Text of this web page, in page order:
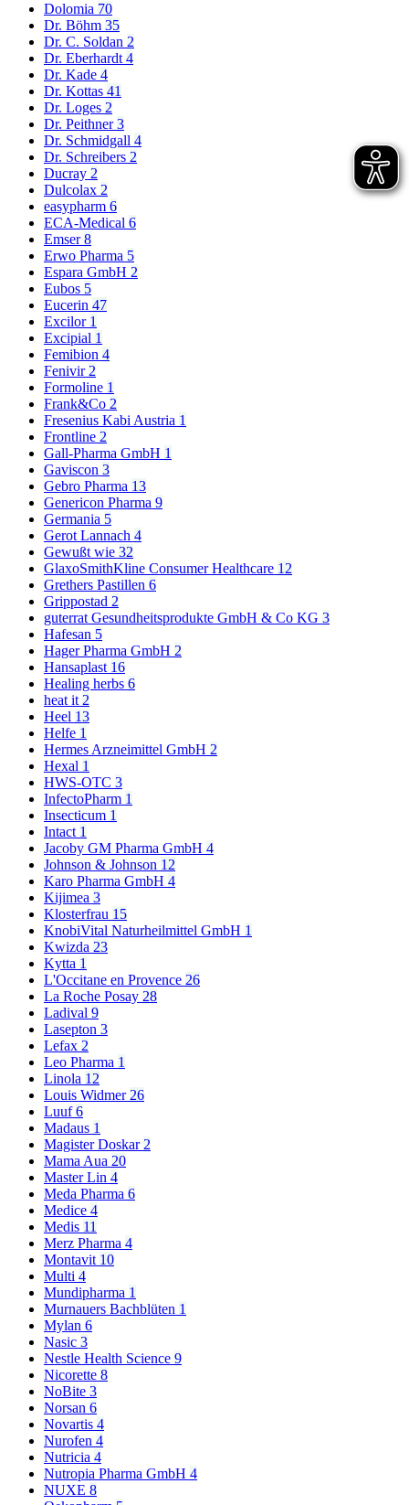
Dolomia 70
Dr. Böhm 35
Dr. C. Soldan 2
Dr. Eberhardt 4
Dr. Kade 4
Dr. Kottas 41
Dr. Loges 2
Dr. Peithner3
Dr. Schmidgall 4
Dr. Schreibers 2
Ducray 2
Dulcolax 2
easypharm 6
ECA-Medical 6
Emser8
Erwo Pharma 5
Espara GmbH 2
Eubos 5
Eucerin 47
Excilor 1
Excipial 1
Femibion 4
Fenivir 2
Formoline 1
Frank&Co 2
Fresenius Kabi Austria 1
Frontline 2
Gall-Pharma GmbH 1
Gaviscon 3
Gebro Pharma 13
Genericon Pharma 9
Germania 5
Gerot Lannach 4
Gewußt wie 32
GlaxoSmithKline Consumer Healthcare 12
Grethers Pastillen 6
Grippostad 2
guterrat Gesundheitsprodukte GmbH & Co KG 3
Hafesan 5
Hager Pharma GmbH 2
Hansaplast 16
Healing herbs 6
heat it 2
Heel 13
Helfe 1
Hermes Arzneimittel GmbH 2
Hexal 1
HWS-OTC 3
InfectoPharm 1
Insecticum 1
Intact 1
Jacoby GM Pharma GmbH 4
Johnson & Johnson 12
Karo Pharma GmbH 4
Kijimea 3
Klosterfrau 15
KnobiVital Naturheilmittel GmbH 1
Kwizda 23
Kytta 1
L'Occitane en Provence 26
La Roche Posay 28
Ladival 9
Lasepton 3
Lefax 2
Leo Pharma 1
Linola 12
Louis Widmer 26
Luuf6
Madaus 1
Magister Doskar 2
Mama Aua 20
Master Lin 4
Meda Pharma 6
Medice 4
Medis 11
Merz Pharma 4
Montavit 10
Multi 4
Mundipharma 1
Murnauers Bachblüten 1
Mylan 6
Nasic 3
Nestle Health Science 9
Nicorette 8
NoBite 3
Norsan 6
Novartis 4
Nurofen 4
Nutricia 4
Nutropia Pharma GmbH 4
NUXE 8